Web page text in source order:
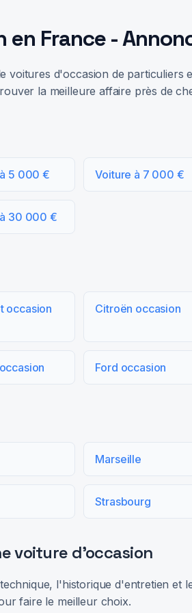
France -
voitures d'occasion de
la meilleure affaire près de
5 000 € Voiture à 7 000 €
30 000 €
occasion Citroën occasion
Ford occasion
Marseille
Strasbourg
voiture d'occasion
l'historique d'entretien et
faire le meilleur choix.